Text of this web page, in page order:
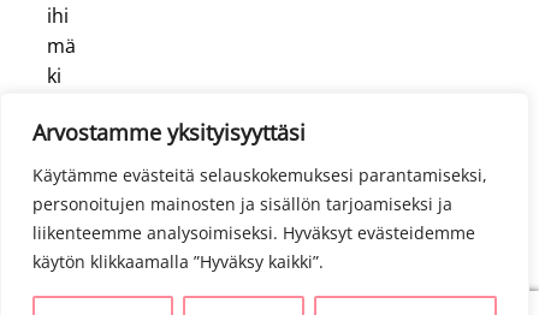
Arvostamme yksityisyyttäsi
Käytämme evästeitä selauskokemuksesi parantamiseksi,
personoitujen mainosten ja sisällön tarjoamiseksi ja
liikenteemme analysoimiseksi. Hyväksyt evästeidemme
käytön klikkaamalla ”Hyväksy kaikki”.